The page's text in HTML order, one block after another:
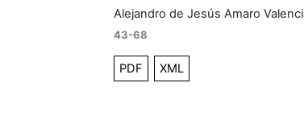
Alejandro de Jesús Amaro
43-68
PDF XML